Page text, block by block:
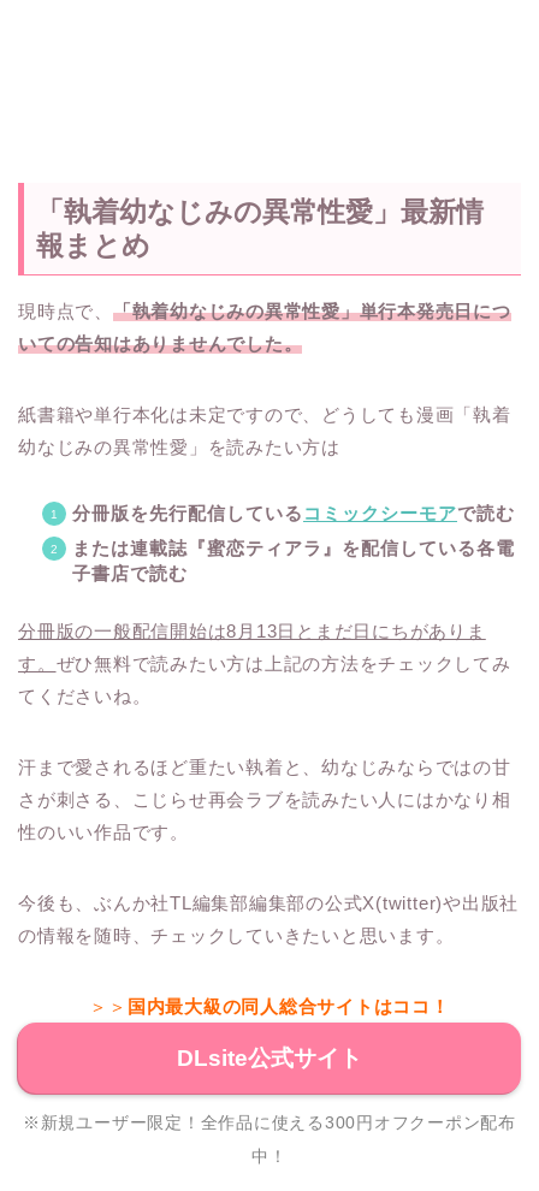
「執着幼なじみの異常性愛」最新情
報まとめ
現時点で、 「執着幼なじみの異常性愛」単行本発売日につ
いての告知はありませんでした。
紙書籍や単行本化は未定ですので、どうしても漫画「執着
幼なじみの異常性愛」を読みたい方は
分冊版を先行配信している コミックシーモアで読む
または連載誌『蜜恋ティアラ』を配信している各電
子書店で読む
分冊版の一般配信開始は8月13日とまだ日にちがありま
す。 ぜひ無料で読みたい方は上記の方法をチェックしてみ
てくださいね。
汗まで愛されるほど重たい執着と、幼なじみならではの甘
さが刺さる、こじらせ再会ラブを読みたい人にはかなり相
性のいい作品です。
今後も、ぶんか社TL編集部編集部の公式X(twitter)や出版社
の情報を随時、チェックしていきたいと思います。
＞＞ 国内最大級の同人総合サイトはココ！
DLsite公式サイト
※新規ユーザー限定！全作品に使える300円オフクーポン配布
中！